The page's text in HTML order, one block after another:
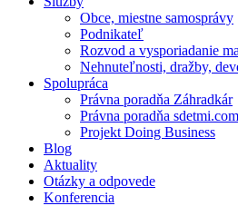
Obce, miestne samosprávy
Podnikateľ
Rozvod a vysporiadanie
Nehnuteľnosti, dražby,
Spolupráca
Právna poradňa Záhradkár
Právna poradňa sdetmi.com
Projekt Doing Business
Blog
Aktuality
Otázky a odpovede
Konferencia